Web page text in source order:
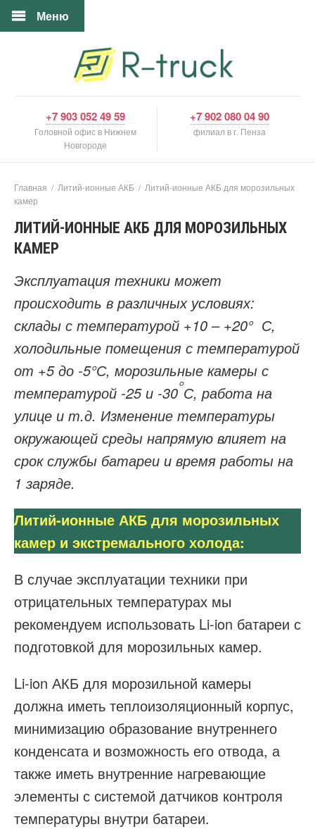
Меню
+7 903 052 49 59
Головной офис в Нижнем
Новгороде
+7 902 080 04 90
филиал в г. Пенза
Главная / Литий-ионные АКБ / Литий-ионные АКБ для морозильных
камер
ЛИТИЙ-ИОННЫЕ АКБ ДЛЯ МОРОЗИЛЬНЫХ
КАМЕР
Эксплуатация техники может
происходить в различных условиях:
склады с температурой +10 – +20° С,
холодильные помещения с температурой
от +5 до -5°С, морозильные камеры с
температурой -25 и -30°С, работа на
улице и т.д. Изменение температуры
окружающей среды напрямую влияет на
срок службы батареи и время работы на
1 заряде.
Литий-ионные АКБ для морозильных
камер и экстремального холода:
В случае эксплуатации техники при
отрицательных температурах мы
рекомендуем использовать Li-ion батареи с
подготовкой для морозильных камер.
Li-ion АКБ для морозильной камеры
должна иметь теплоизоляционный корпус,
минимизацию образование внутреннего
конденсата и возможность его отвода, а
также иметь внутренние нагревающие
элементы с системой датчиков контроля
температуры внутри батареи.